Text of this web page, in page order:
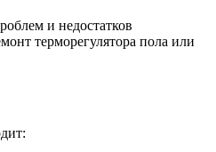
и недостатков
терморегулятора пола или